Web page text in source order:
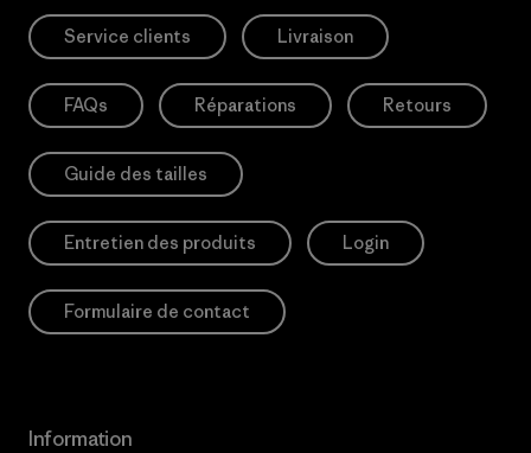
Service clients Livraison
FAQs Réparations Retours
Guide des tailles
Entretien des produits Login
Formulaire de contact
Information